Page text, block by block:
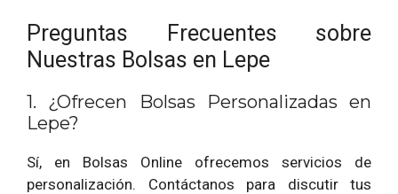
Preguntas Frecuentes sobre
Nuestras Bolsas en Lepe
1. ¿Ofrecen Bolsas Personalizadas en
Lepe?
Sí, en Bolsas Online ofrecemos servicios de
personalización. Contáctanos para discutir tus